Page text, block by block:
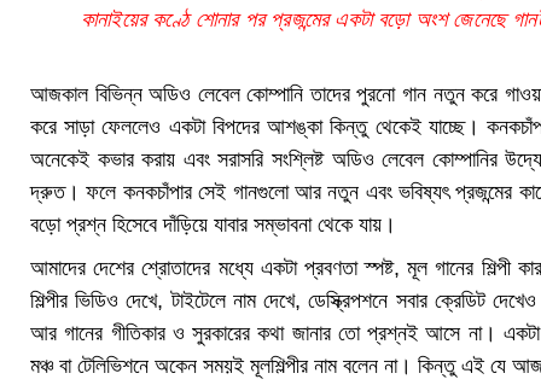
কানাইয়ের কণ্ঠে শোনার পর প্রজন্মের একটা বড়ো অংশ জেনেছে
আজকাল বিভিন্ন অডিও লেবেল কোম্পানি তাদের পুরনো গান নতুন করে
করে সাড়া ফেললেও একটা বিপদের আশঙ্কা কিন্তু থেকেই যাচ্ছে।
অনেকেই কভার করায় এবং সরাসরি সংশ্লিষ্ট অডিও লেবেল কোম্পানির
দ্রুত। ফলে কনকচাঁপার সেই গানগুলো আর নতুন এবং ভবিষ্যৎ প্রজন্মের
বড়ো প্রশ্ন হিসেবে দাঁড়িয়ে যাবার সম্ভাবনা থেকে যায়।
আমাদের দেশের শ্রোতাদের মধ্যে একটা প্রবণতা স্পষ্ট, মূল গানের শিল্পী
শিল্পীর ভিডিও দেখে, টাইটেলে নাম দেখে, ডেস্ক্রিপশনে সবার ক্রেডিট
আর গানের গীতিকার ও সুরকারের কথা জানার তো প্রশ্নই আসে না।
মঞ্চ বা টেলিভিশনে অকেন সময়ই মূলশিল্পীর নাম বলেন না। কিন্তু এই যে